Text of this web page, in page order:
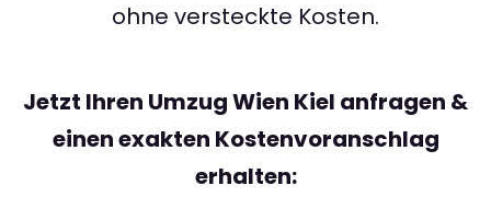
ohne versteckte Kosten.
Jetzt Ihren Umzug Wien Kiel anfragen &
einen exakten Kostenvoranschlag
erhalten: